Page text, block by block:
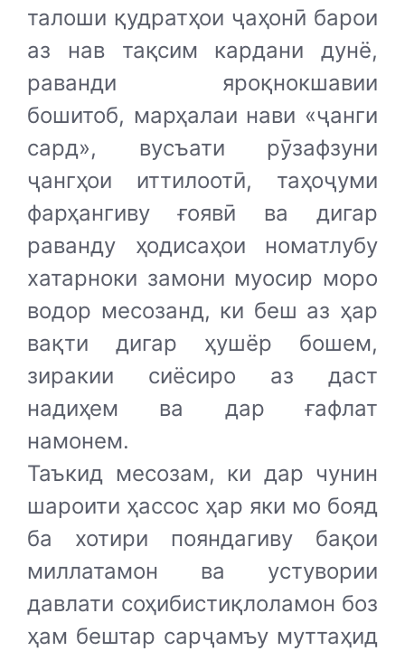
талоши қудратҳои ҷаҳонӣ барои
аз нав тақсим кардани дунё,
раванди яроқнокшавии
бошитоб, марҳалаи нави «ҷанги
сард», вусъати рӯзафзуни
ҷангҳои иттилоотӣ, таҳоҷуми
фарҳангиву ғоявӣ ва дигар
раванду ҳодисаҳои номатлубу
хатарноки замони муосир моро
водор месозанд, ки беш аз ҳар
вақти дигар ҳушёр бошем,
зиракии сиёсиро аз даст
надиҳем ва дар ғафлат
намонем.
Таъкид месозам, ки дар чунин
шароити ҳассос ҳар яки мо бояд
ба хотири пояндагиву бақои
миллатамон ва устувории
давлати соҳибистиқлоламон боз
ҳам бештар сарҷамъу муттаҳид